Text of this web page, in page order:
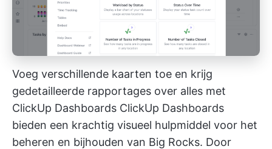
Voeg verschillende kaarten toe en krijg
gedetailleerde rapportages over alles met
ClickUp Dashboards ClickUp Dashboards
bieden een krachtig visueel hulpmiddel voor het
beheren en bijhouden van Big Rocks. Door